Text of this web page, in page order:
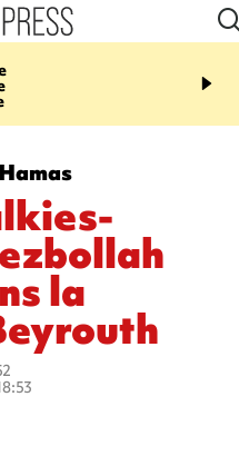
20:44
rouée de coups,
la